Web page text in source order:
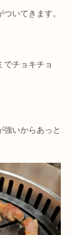
いてきます。
でチョキチョ
強いからあっと